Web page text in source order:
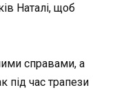
Наталі, щоб
справами, а
під час трапези